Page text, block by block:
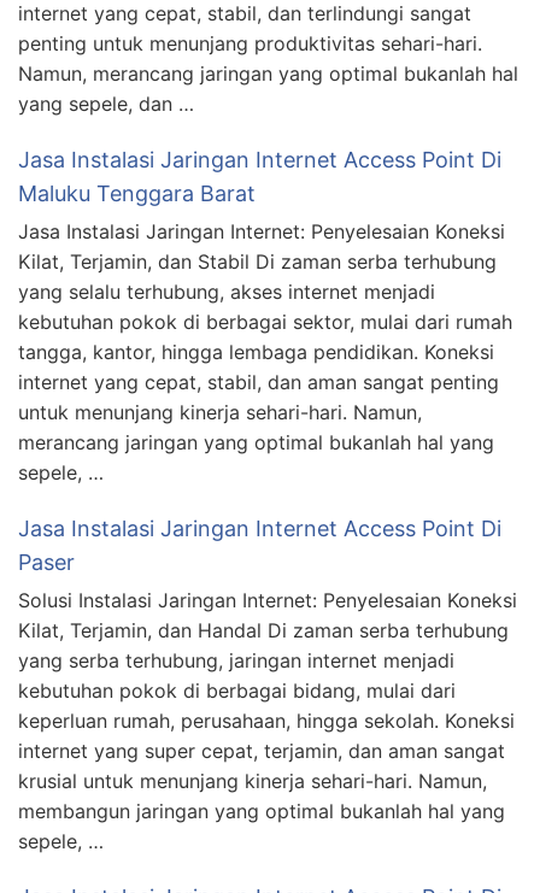
internet yang cepat, stabil, dan terlindungi sangat
penting untuk menunjang produktivitas sehari-hari.
Namun, merancang jaringan yang optimal bukanlah hal
yang sepele, dan …
Jasa Instalasi Jaringan Internet Access Point Di
Maluku Tenggara Barat
Jasa Instalasi Jaringan Internet: Penyelesaian Koneksi
Kilat, Terjamin, dan Stabil Di zaman serba terhubung
yang selalu terhubung, akses internet menjadi
kebutuhan pokok di berbagai sektor, mulai dari rumah
tangga, kantor, hingga lembaga pendidikan. Koneksi
internet yang cepat, stabil, dan aman sangat penting
untuk menunjang kinerja sehari-hari. Namun,
merancang jaringan yang optimal bukanlah hal yang
sepele, …
Jasa Instalasi Jaringan Internet Access Point Di
Paser
Solusi Instalasi Jaringan Internet: Penyelesaian Koneksi
Kilat, Terjamin, dan Handal Di zaman serba terhubung
yang serba terhubung, jaringan internet menjadi
kebutuhan pokok di berbagai bidang, mulai dari
keperluan rumah, perusahaan, hingga sekolah. Koneksi
internet yang super cepat, terjamin, dan aman sangat
krusial untuk menunjang kinerja sehari-hari. Namun,
membangun jaringan yang optimal bukanlah hal yang
sepele, …